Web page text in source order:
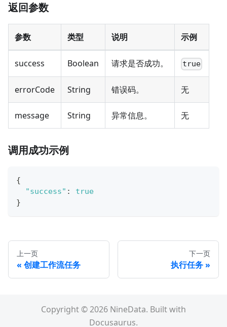
返回参数
参数 类型 说明 示例
success Boolean 请求是否成功。 true
errorCode String 错误码。 无
message String 异常信息。 无
调用成功示例
{
"success" :
true
}
上一页
创建工作流任务
下一页
执行任务
Copyright © 2026 NineData. Built with
Docusaurus.